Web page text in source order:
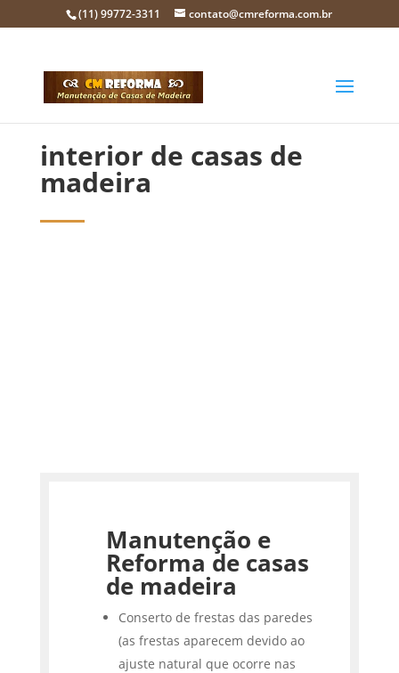
(11) 99772-3311 contato@cmreforma.com.br
interior de casas de
madeira
Manutenção e
Reforma de casas
de madeira
Conserto de frestas das paredes
(as frestas aparecem devido ao
ajuste natural que ocorre nas